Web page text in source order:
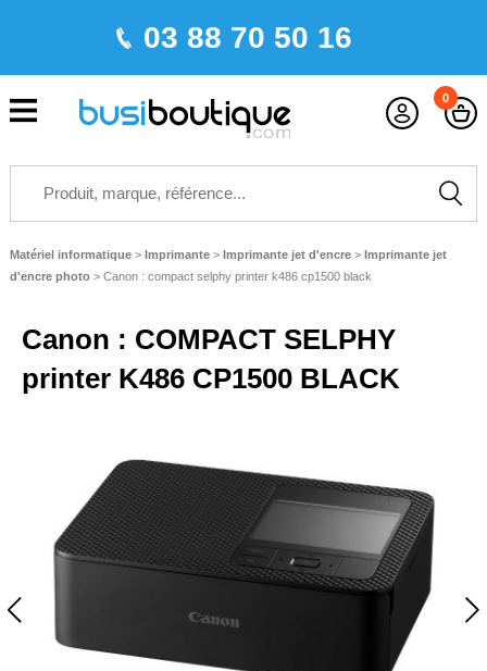
03 88 70 50 16
0
Matériel informatique > Imprimante > Imprimante jet d'encre > Imprimante jet
d'encre photo> Canon : compact selphy printer k486 cp1500 black
Canon : COMPACT SELPHY
printer K486 CP1500 BLACK